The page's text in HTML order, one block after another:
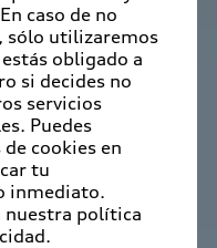
caso de no
sólo utilizaremos
obligado a
si decides no
servicios
Puedes
cookies en
tu
inmediato.
nuestra política